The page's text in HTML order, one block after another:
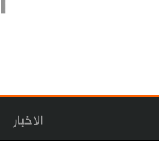
الاخبار